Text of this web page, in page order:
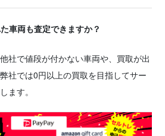
車両も査定できますか？
社で値段が付かない車両や、買取が出
社では0円以上の買取を目指してサー
ます。